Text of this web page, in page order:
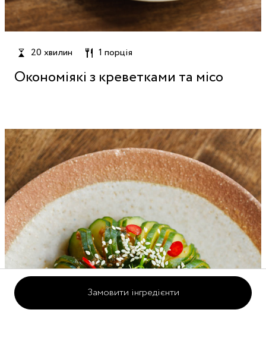
Замовити інгредієнти
20 хвилин 1 порція
Окономіякі з креветками та місо